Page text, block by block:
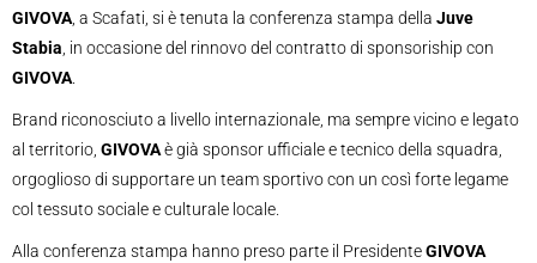
GIVOVA , a Scafati, si è tenuta la conferenza stampa della Juve
Stabia , in occasione del rinnovo del contratto di sponsoriship con
GIVOVA
Brand riconosciuto a livello internazionale, ma sempre vicino e legato
al territorio, GIVOVAè già sponsor ufficiale e tecnico della squadra,
orgoglioso di supportare un team sportivo con un così forte legame
col tessuto sociale e culturale locale.
Alla conferenza stampa hanno preso parte il PresidenteGIVOVA